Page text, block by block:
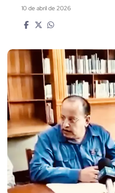
10 de abril de 2026